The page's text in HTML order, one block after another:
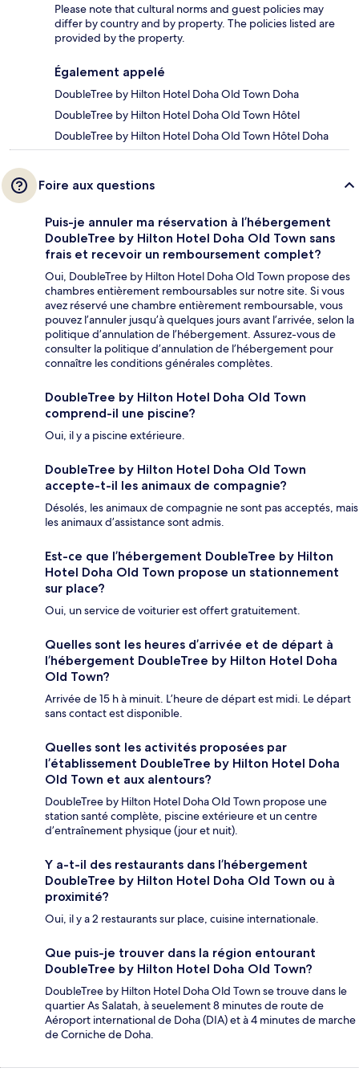
Please note that cultural norms and guest policies may
differ by country and by property. The policies listed are
provided by the property.
Également appelé
DoubleTree by Hilton Hotel Doha Old Town Doha
DoubleTree by Hilton Hotel Doha Old Town Hôtel
DoubleTree by Hilton Hotel Doha Old Town Hôtel Doha
Foire aux questions
Puis-je annuler ma réservation à l’hébergement
DoubleTree by Hilton Hotel Doha Old Town sans
frais et recevoir un remboursement complet?
Oui, DoubleTree by Hilton Hotel Doha Old Town propose des
chambres entièrement remboursables sur notre site. Si vous
avez réservé une chambre entièrement remboursable, vous
pouvez l’annuler jusqu’à quelques jours avant l’arrivée, selon la
politique d’annulation de l’hébergement. Assurez-vous de
consulter la politique d’annulation de l’hébergement pour
connaître les conditions générales complètes.
DoubleTree by Hilton Hotel Doha Old Town
comprend-il une piscine?
Oui, il y a piscine extérieure.
DoubleTree by Hilton Hotel Doha Old Town
accepte-t-il les animaux de compagnie?
Désolés, les animaux de compagnie ne sont pas acceptés, mais
les animaux d’assistance sont admis.
Est-ce que l’hébergement DoubleTree by Hilton
Hotel Doha Old Town propose un stationnement
sur place?
Oui, un service de voiturier est offert gratuitement.
Quelles sont les heures d’arrivée et de départ à
l’hébergement DoubleTree by Hilton Hotel Doha
Old Town?
Arrivée de 15 h à minuit. L’heure de départ est midi. Le départ
sans contact est disponible.
Quelles sont les activités proposées par
l’établissement DoubleTree by Hilton Hotel Doha
Old Town et aux alentours?
DoubleTree by Hilton Hotel Doha Old Town propose une
station santé complète, piscine extérieure et un centre
d’entraînement physique (jour et nuit).
Y a-t-il des restaurants dans l’hébergement
DoubleTree by Hilton Hotel Doha Old Town ou à
proximité?
Oui, il y a 2 restaurants sur place, cuisine internationale.
Que puis-je trouver dans la région entourant
DoubleTree by Hilton Hotel Doha Old Town?
DoubleTree by Hilton Hotel Doha Old Town se trouve dans le
quartier As Salatah, à seuelement 8 minutes de route de
Aéroport international de Doha (DIA) et à 4 minutes de marche
de Corniche de Doha.